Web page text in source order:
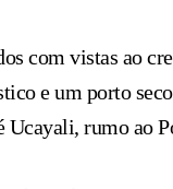
com vistas ao
e um porto
rumo ao